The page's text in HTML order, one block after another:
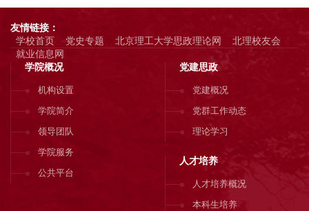
友情链接：
学校首页
党史专题 北京理工大学思政理论网
北理校友会
就业信息网
学院概况
机构设置
学院简介
领导团队
学院服务
公共平台
党建思政
党建概况
党群工作动态
理论学习
人才培养
人才培养概况
本科生培养